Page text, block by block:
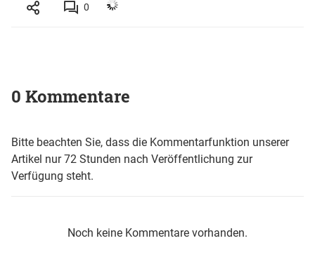
0
0 Kommentare
Bitte beachten Sie, dass die Kommentarfunktion unserer
Artikel nur 72 Stunden nach Veröffentlichung zur
Verfügung steht.
Noch keine Kommentare vorhanden.